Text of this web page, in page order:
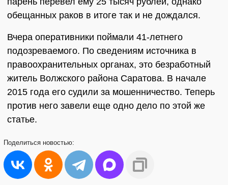
обещанных раков в итоге так и не дождался.
Вчера оперативники поймали 41-летнего
подозреваемого. По сведениям источника в
правоохранительных органах, это безработный
житель Волжского района Саратова. В начале
2015 года его судили за мошенничество. Теперь
против него завели еще одно дело по этой же
статье.
Поделиться новостью: